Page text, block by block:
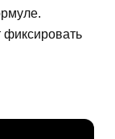
фиксировать